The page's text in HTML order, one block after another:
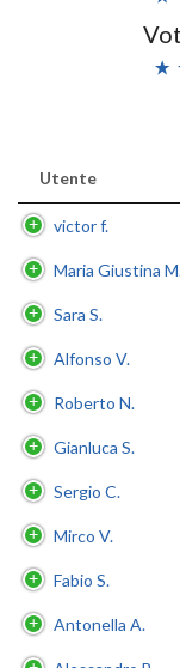
Utente
victor f.
Maria Giustina
Sara S.
Alfonso V.
Roberto N.
Gianluca S.
Sergio C.
Mirco V.
Fabio S.
Antonella A.